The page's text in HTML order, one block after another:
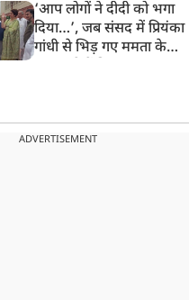
‘आप लोगों ने दीदी को भगा
दिया…’, जब संसद में प्रियंका
गांधी से भिड़ गए ममता के
ADVERTISEMENT